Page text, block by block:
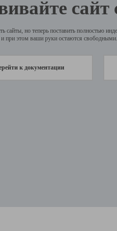
сайты, но теперь поставить полностью
и при этом ваши руки остаются свободными.
к документации